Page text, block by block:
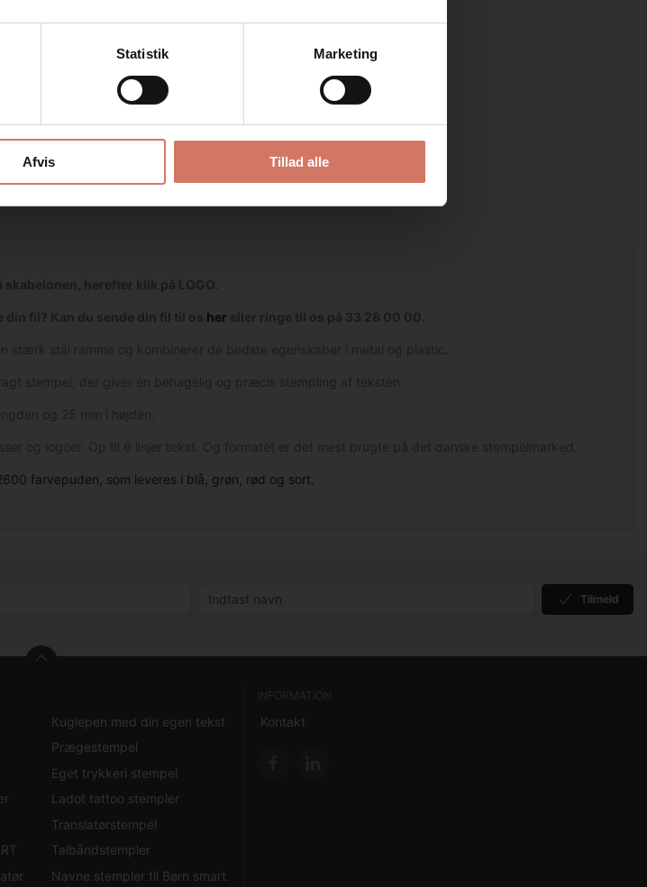
Statistik Marketing
Afvis Tillad alle
her
farvepuden, som leveres i blå, grøn, rød og sort.
Tilmeld
Kuglepen med din egen tekst
Prægestempel
Eget trykkeri stempel
Ladot tattoo stempler
Translatørstempel
Talbåndstempler
Navne stempler til Børn smart
INFORMATION
Kontakt